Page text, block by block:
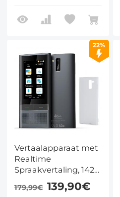
22%
Vertaalapparaat met
Realtime
Spraakvertaling, 142
Talen, 2 Jaar 4G-data
en Offline Modus
179,99€ 139,90€